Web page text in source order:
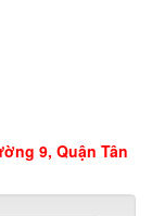
9, Quận Tân